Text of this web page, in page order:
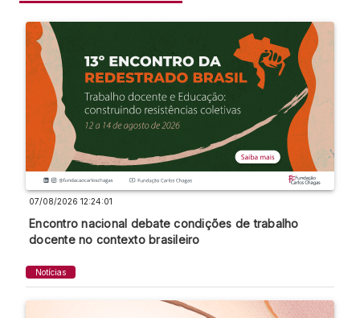
07/08/2026 12:24:01
Encontro nacional debate condições de trabalho
docente no contexto brasileiro
Notícias